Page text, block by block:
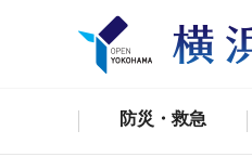
防災・救急